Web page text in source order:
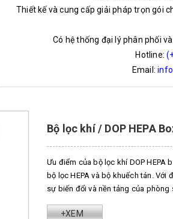
Thiết kế và cung cấp giải pháp trọn gói
Có hệ thống đại lý phân phối
Hotline:
Email:
Bộ lọc khí / DOP HEPA
Ưu điểm của bộ lọc khí DOP HEPA
bộ lọc HEPA và bộ khuếch tán.
sự biến đổi và nền tảng của phòng
+XEM